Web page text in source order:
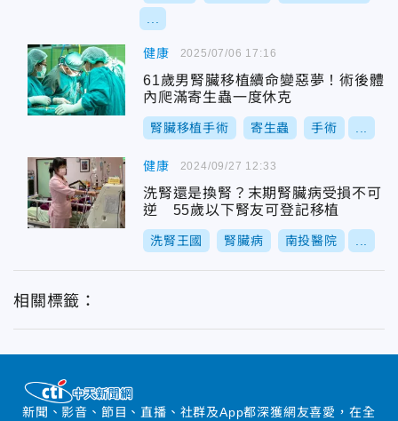
健康
61歲男腎臟移植續命變惡夢！術後體
內爬滿寄生蟲一度休克
腎臟移植手術 寄生蟲 手術
2025/07/06 17:16
健康
洗腎還是換腎？末期腎臟病受損不可
逆 55歲以下腎友可登記移植
洗腎王國 腎臟病 南投醫院
2024/09/27 12:33
相關標籤：
新聞、影音、節目、直播、社群及App都深獲網友喜愛，在全